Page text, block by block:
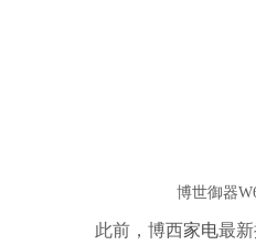
博世御器
此前，博西家电最